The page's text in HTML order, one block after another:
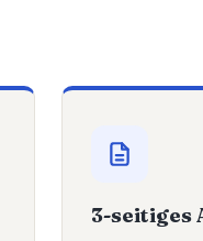
3-seitiges